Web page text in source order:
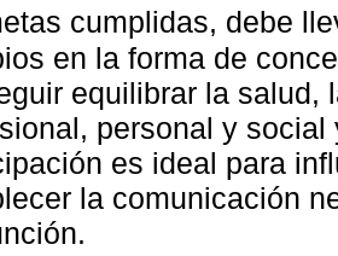
cumplidas, debe
en la forma de
equilibrar la salud,
personal y
es ideal para
la comunicación